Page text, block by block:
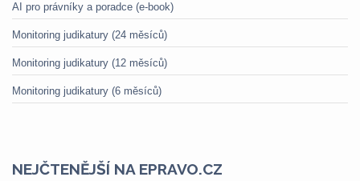
AI pro právníky a poradce (e-book)
Monitoring judikatury (24 měsíců)
Monitoring judikatury (12 měsíců)
Monitoring judikatury (6 měsíců)
NEJČTENĚJŠÍ NA EPRAVO.CZ